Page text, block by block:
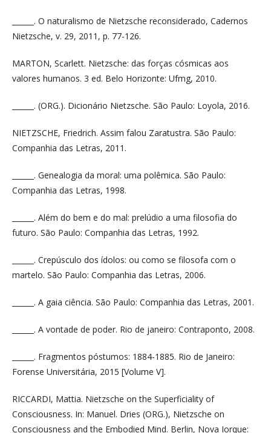
______. O naturalismo de Nietzsche reconsiderado, Cadernos
Nietzsche, v. 29, 2011, p. 77-126.
MARTON, Scarlett. Nietzsche: das forças cósmicas aos
valores humanos. 3 ed. Belo Horizonte: Ufmg, 2010.
______. (ORG.). Dicionário Nietzsche. São Paulo: Loyola, 2016.
NIETZSCHE, Friedrich. Assim falou Zaratustra. São Paulo:
Companhia das Letras, 2011.
______. Genealogia da moral: uma polêmica. São Paulo:
Companhia das Letras, 1998.
______. Além do bem e do mal: prelúdio a uma filosofia do
futuro. São Paulo: Companhia das Letras, 1992.
______. Crepúsculo dos ídolos: ou como se filosofa com o
martelo. São Paulo: Companhia das Letras, 2006.
______. A gaia ciência. São Paulo: Companhia das Letras, 2001.
______. A vontade de poder. Rio de janeiro: Contraponto, 2008.
______. Fragmentos póstumos: 1884-1885. Rio de Janeiro:
Forense Universitária, 2015 [Volume V].
RICCARDI, Mattia. Nietzsche on the Superficiality of
Consciousness. In: Manuel. Dries (ORG.), Nietzsche on
Consciousness and the Embodied Mind. Berlin, Nova Iorque: